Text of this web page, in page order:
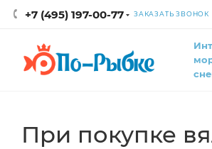
+7 (495) 197-00-77 ЗАКАЗАТЬ ЗВОНОК
При покупке